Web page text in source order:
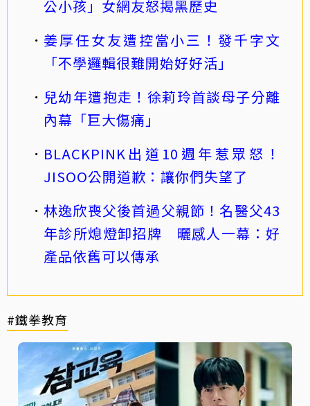
公小孩」女網友怒揭黑歷史
姜厚任女友遭控當小三！發千字文
「不學邏輯很難開始好好活」
兒幼年遭抱走！徐莉玲首談母子分離
內幕「巨大傷痛」
BLACKPINK出道10週年惹眾怒！
JISOO公開道歉：讓你們失望了
林逸欣喪父後首過父親節！名醫父43
年診所熄燈卸招牌 曬感人一幕：好
產品依舊可以傳承
#鐵拳教育